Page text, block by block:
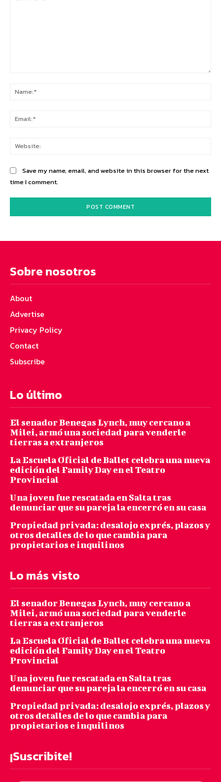
Save my name, email, and website in this browser for the next
time I comment.
Sobre nosotros
About
Advertise
Privacy Policy
Contact
Subscribe
Lo último
El senador Benegas Lynch, muy cercano a
Milei, armó una sociedad para venderle
tierras a extranjeros
La Escuela Oficial de Ballet celebra una nueva
edición del Family Day en el Teatro
Provincial
Una joven fue rescatada en Salta tras
denunciar que su pareja la encerró en su casa
Propiedad privada: desalojo exprés, plazos y
otros detalles de lo que cambia para
propietarios e inquilinos
Lo más visto
El senador Benegas Lynch, muy cercano a
Milei, armó una sociedad para venderle
tierras a extranjeros
La Escuela Oficial de Ballet celebra una nueva
edición del Family Day en el Teatro
Provincial
Una joven fue rescatada en Salta tras
denunciar que su pareja la encerró en su casa
Propiedad privada: desalojo exprés, plazos y
otros detalles de lo que cambia para
propietarios e inquilinos
¡Suscribite!